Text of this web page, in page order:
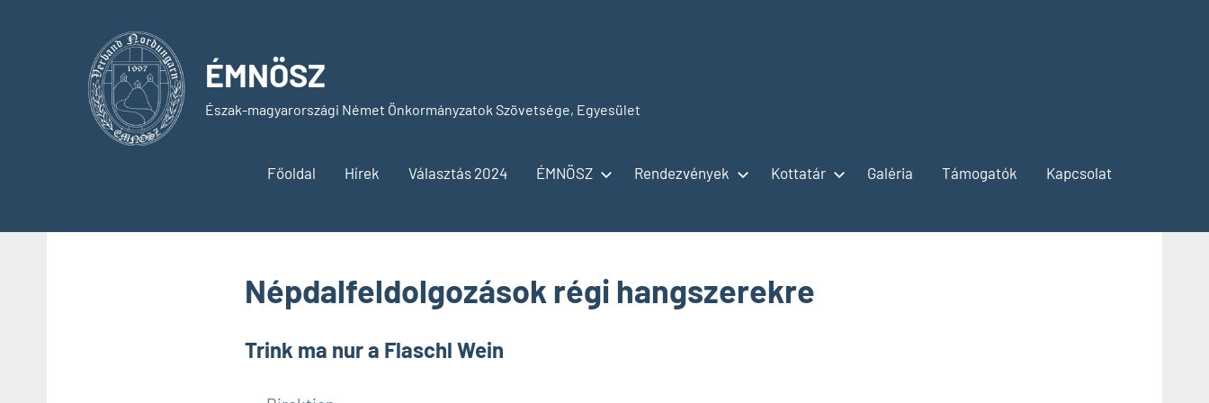
ÉMNÖSZ
Észak-magyarországi Német Önkormányzatok Szövetsége, Egyesület
Főoldal Hírek Választás 2024 ÉMNÖSZ Rendezvények Kottatár Galéria Támogatók Kapcsolat
Népdalfeldolgozások régi hangszerekre
Trink ma nur a Flaschl Wein